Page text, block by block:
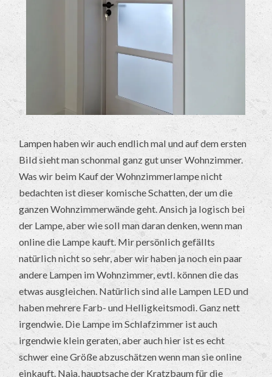
Lampen haben wir auch endlich mal und auf dem ersten
Bild sieht man schonmal ganz gut unser Wohnzimmer.
Was wir beim Kauf der Wohnzimmerlampe nicht
bedachten ist dieser komische Schatten, der um die
ganzen Wohnzimmerwände geht. Ansich ja logisch bei
der Lampe, aber wie soll man daran denken, wenn man
online die Lampe kauft. Mir persönlich gefällts
natürlich nicht so sehr, aber wir haben ja noch ein paar
andere Lampen im Wohnzimmer, evtl. können die das
etwas ausgleichen. Natürlich sind alle Lampen LED und
haben mehrere Farb- und Helligkeitsmodi. Ganz nett
irgendwie. Die Lampe im Schlafzimmer ist auch
irgendwie klein geraten, aber auch hier ist es echt
schwer eine Größe abzuschätzen wenn man sie online
einkauft. Naja, hauptsache der Kratzbaum für die